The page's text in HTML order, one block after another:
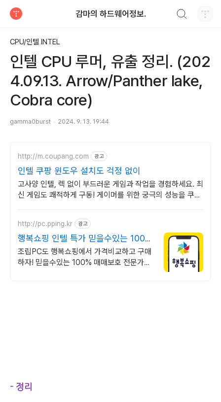
감마의 하드웨어정보.
CPU/인텔 INTEL
인텔 CPU 루머, 유출 정리. (202
4.09.13. Arrow/Panther lake,
Cobra core)
gamma0burst 2024. 9. 13. 19:44
http://m.coupang.com 광고
인텔 쿠팡 윈도우 설치도 걱정 없이
고사양 인텔, 렉 없이 부드러운 게임과 작업을 경험하세요. 최
신 게임도 쾌적하게 구동! 게이머를 위한 궁극의 성능을 쿠팡
http://pc.pping.kr 광고
행복쇼핑 인텔 특가 믿을수있는 100%
매매보호
조립PC도 행복쇼핑에서 가격비교하고 구매
하자! 믿을수있는 100% 매매보호 전문가의
- 정리